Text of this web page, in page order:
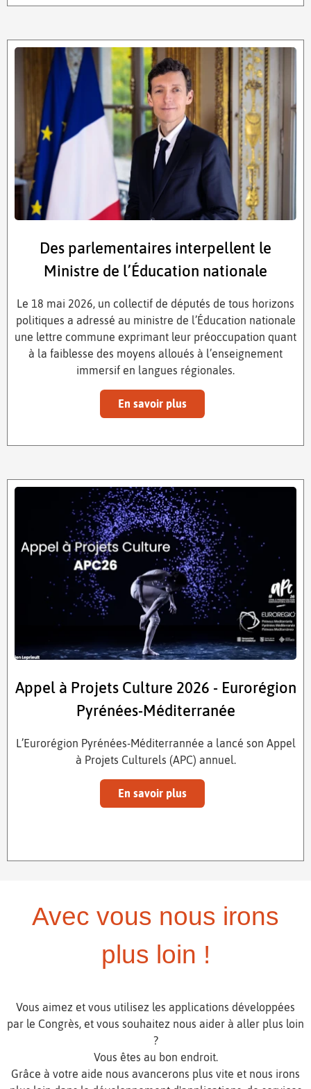
Des parlementaires interpellent le
Ministre de l’Éducation nationale
Le 18 mai 2026, un collectif de députés de tous horizons
politiques a adressé au ministre de l’Éducation nationale
une lettre commune exprimant leur préoccupation quant
à la faiblesse des moyens alloués à l’enseignement
immersif en langues régionales.
En savoir plus
Appel à Projets Culture 2026 - Eurorégion
Pyrénées-Méditerranée
L’Eurorégion Pyrénées-Méditerrannée a lancé son Appel
à Projets Culturels (APC) annuel.
En savoir plus
Avec vous nous irons
plus loin !
Vous aimez et vous utilisez les applications développées
par le Congrès, et vous souhaitez nous aider à aller plus loin
?
Vous êtes au bon endroit.
Grâce à votre aide nous avancerons plus vite et nous irons